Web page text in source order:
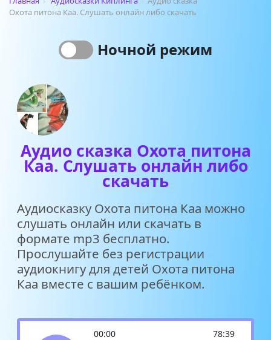
Охота питона Каа. Слушать онлайн либо скачать
Ночной режим
Аудио сказка Охота питона
Каа. Слушать онлайн либо
скачать
Аудиосказку Охота питона Каа можно
слушать онлайн или скачать в
формате mp3 бесплатно.
Прослушайте без регистрации
аудиокнигу для детей Охота питона
Каа вместе с вашим ребёнком.
00:00 78:39